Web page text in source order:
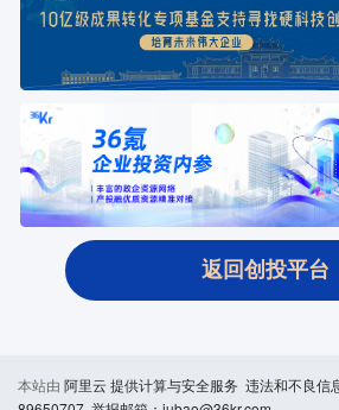
返回创投平台
本站由 阿里云 提供计算与安全服务 违法和不良信